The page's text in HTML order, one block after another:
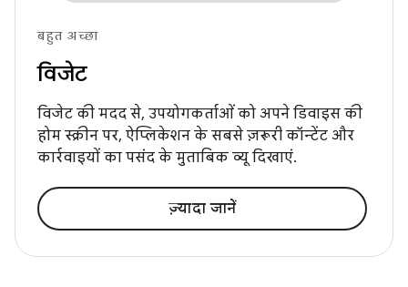
बहुत अच्छा
विजेट
विजेट की मदद से, उपयोगकर्ताओं को अपने डिवाइस की
होम स्क्रीन पर, ऐप्लिकेशन के सबसे ज़रूरी कॉन्टेंट और
कार्रवाइयों का पसंद के मुताबिक व्यू दिखाएं.
ज़्यादा जानें